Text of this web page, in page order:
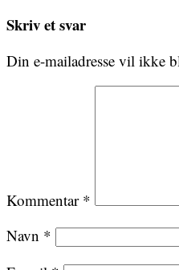
Skriv et svar
Din e-mailadresse vil ikke
Kommentar *
Navn *